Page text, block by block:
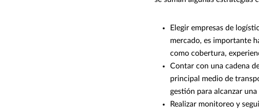
Elegir empresas de
mercado, es importante
como cobertura,
Contar con una cadena
principal medio de
gestión para alcanzar
Realizar monitoreo y